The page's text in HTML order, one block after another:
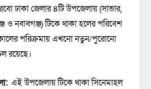
ঢাকা জেলার ৪টি উপজেলায় (সাভার,
ও নবাবগঞ্জ) টিকে থাকা হলের পরিবেশ
পরিক্রমায় এখনো নতুন/পুরোনো
রয়েছে।
এই উপজেলায় টিকে থাকা সিনেমাহল